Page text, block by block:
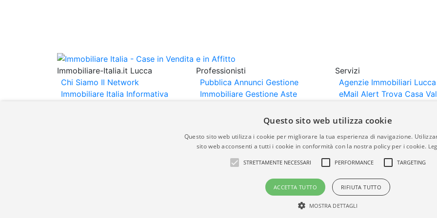
Immobiliare-Italia.it Lucca
Chi Siamo Il Network
Immobiliare Italia Informativa
Professionisti
Pubblica Annunci Gestione
Immobiliare Gestione Aste
Importazione
Servizi
Agenzie Immobiliari Lucca
eMail Alert Trova Casa
Gli annunci immobiliari presenti su immobiliare-italia.it vengono pubblicati da agenzie immobiliari e
italia.it quindi non è responsabile della veridicità, della correttezza, della completezza, della
Questo sito web utilizza cookie
Questo sito web utilizza i cookie per migliorare la tua esperienza di navigazione.
sito web acconsenti a tutti i cookie in conformità con la nostra policy per i cookie.
STRETTAMENTE NECESSARI PERFORMANCE TARGETING
ACCETTA TUTTO RIFIUTA TUTTO
MOSTRA DETTAGLI